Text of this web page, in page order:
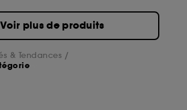
Voir plus de produits
& Tendances